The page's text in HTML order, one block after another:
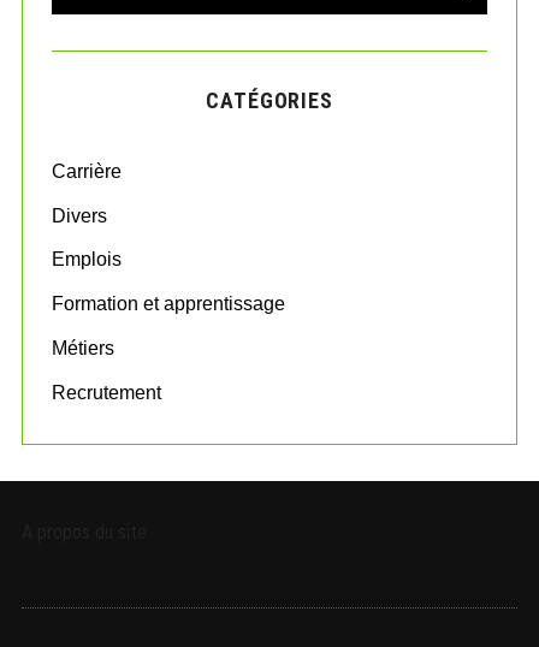
a
r
o
:
A
C
CATÉGORIES
Carrière
Divers
Emplois
Formation et apprentissage
Métiers
Recrutement